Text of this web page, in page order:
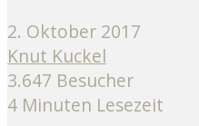
2. Oktober 2017
Knut Kuckel
3.647 Besucher
4 Minuten Lesezeit